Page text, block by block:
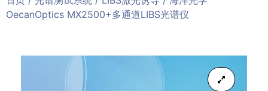
OecanOptics MX2500+多通道LIBS光谱仪